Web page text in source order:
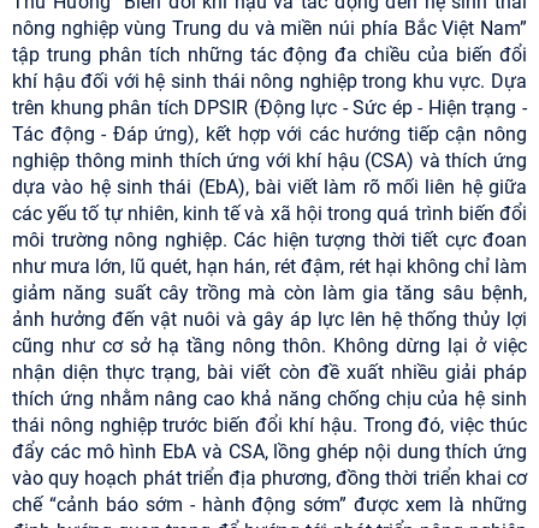
nông nghiệp vùng Trung du và miền núi phía Bắc Việt Nam”
tập trung phân tích những tác động đa chiều của biến đổi
khí hậu đối với hệ sinh thái nông nghiệp trong khu vực. Dựa
trên khung phân tích DPSIR (Động lực - Sức ép - Hiện trạng -
Tác động - Đáp ứng), kết hợp với các hướng tiếp cận nông
nghiệp thông minh thích ứng với khí hậu (CSA) và thích ứng
dựa vào hệ sinh thái (EbA), bài viết làm rõ mối liên hệ giữa
các yếu tố tự nhiên, kinh tế và xã hội trong quá trình biến đổi
môi trường nông nghiệp. Các hiện tượng thời tiết cực đoan
như mưa lớn, lũ quét, hạn hán, rét đậm, rét hại không chỉ làm
giảm năng suất cây trồng mà còn làm gia tăng sâu bệnh,
ảnh hưởng đến vật nuôi và gây áp lực lên hệ thống thủy lợi
cũng như cơ sở hạ tầng nông thôn. Không dừng lại ở việc
nhận diện thực trạng, bài viết còn đề xuất nhiều giải pháp
thích ứng nhằm nâng cao khả năng chống chịu của hệ sinh
thái nông nghiệp trước biến đổi khí hậu. Trong đó, việc thúc
đẩy các mô hình EbA và CSA, lồng ghép nội dung thích ứng
vào quy hoạch phát triển địa phương, đồng thời triển khai cơ
chế “cảnh báo sớm - hành động sớm” được xem là những